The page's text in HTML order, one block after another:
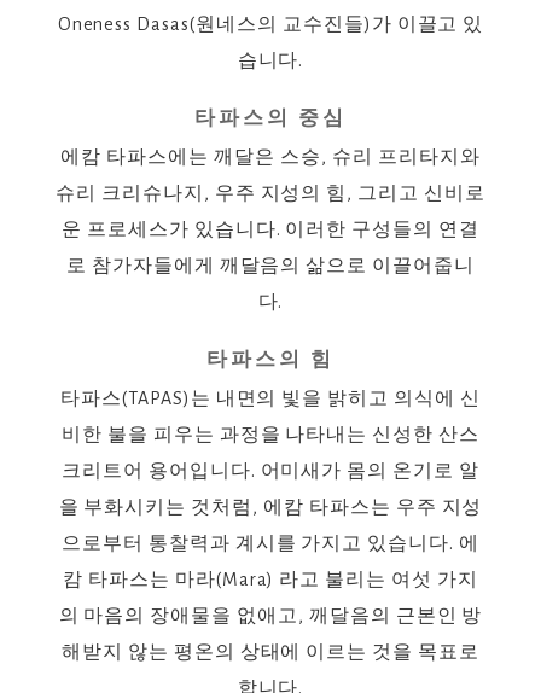
Oneness Dasas(원네스의 교수진들)가 이끌고 있
습니다.
타파스의 중심
에캄 타파스에는 깨달은 스승, 슈리 프리타지와
슈리 크리슈나지, 우주 지성의 힘, 그리고 신비로
운 프로세스가 있습니다. 이러한 구성들의 연결
로 참가자들에게 깨달음의 삶으로 이끌어줍니
다.
타파스의 힘
타파스(TAPAS)는 내면의 빛을 밝히고 의식에 신
비한 불을 피우는 과정을 나타내는 신성한 산스
크리트어 용어입니다. 어미새가 몸의 온기로 알
을 부화시키는 것처럼, 에캄 타파스는 우주 지성
으로부터 통찰력과 계시를 가지고 있습니다. 에
캄 타파스는 마라(Mara) 라고 불리는 여섯 가지
의 마음의 장애물을 없애고, 깨달음의 근본인 방
해받지 않는 평온의 상태에 이르는 것을 목표로
합니다.